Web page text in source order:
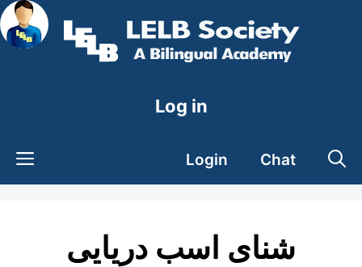
Skip
to
Log in
Login Chat
شنای اسب دریایی